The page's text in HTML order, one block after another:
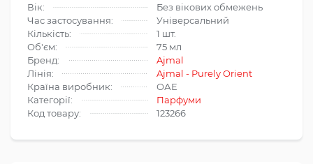
Вік:
Без вікових обмежень
Час застосування:
Універсальний
Кількість:
1 шт.
Об'єм:
75 мл
Бренд:
Ajmal
Лінія:
Ajmal - Purely Orient
Країна виробник:
ОАЕ
Категорії:
Парфуми
Код товару:
123266